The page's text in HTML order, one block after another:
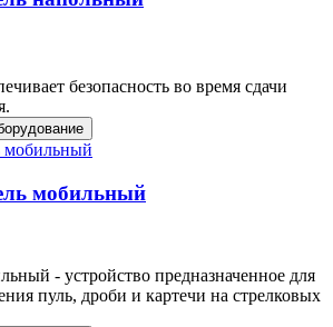
безопасность во время сдачи
мобильный
- устройство предназначенное для
пуль, дроби и картечи на стрелковых